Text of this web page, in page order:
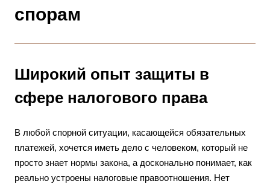
спорам
Широкий опыт защиты в
сфере налогового права
В любой спорной ситуации, касающейся обязательных
платежей, хочется иметь дело с человеком, который не
просто знает нормы закона, а досконально понимает, как
реально устроены налоговые правоотношения. Нет